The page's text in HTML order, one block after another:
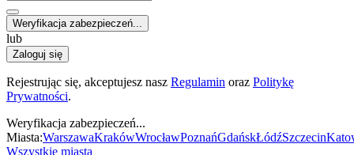
Weryfikacja zabezpieczeń...
lub
Zaloguj się
Rejestrując się, akceptujesz nasz Regulamin oraz Politykę
Prywatności.
Weryfikacja zabezpieczeń...
Miasta:WarszawaKrakówWrocławPoznańGdańskŁódźSzczecin
Wszystkie miasta